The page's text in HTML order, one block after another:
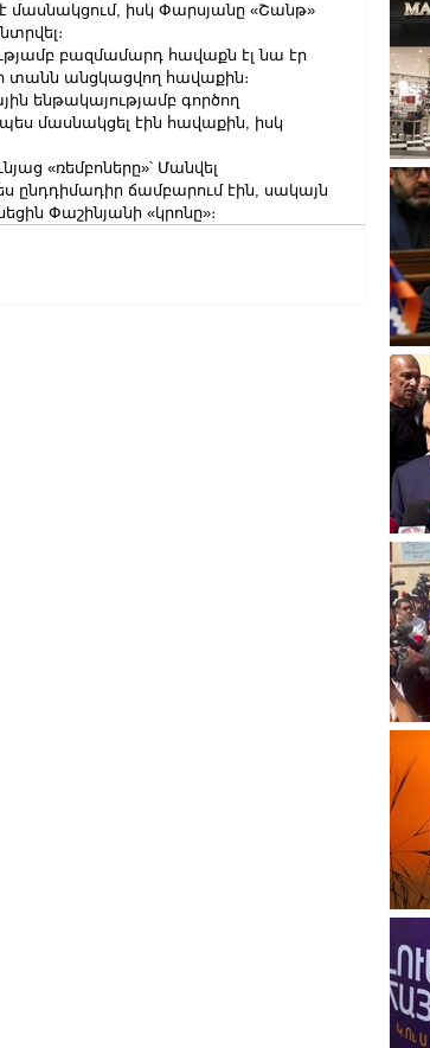
մասնակցում, իսկ Փարսյանը «Շանթ»
բազմամարդ հավաքն էլ նա էր
տանն անցկացվող հավաքին։
ենթակայությամբ գործող
մասնակցել էին հավաքին, իսկ
«ռեմբոները»՝ Մանվել
ընդդիմադիր ճամբարում էին, սակայն
Փաշինյանի «կրոնը»։